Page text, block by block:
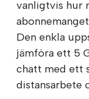
vanligtvis hur
Den enkla
jämföra ett 5
chatt med ett
distansarbete